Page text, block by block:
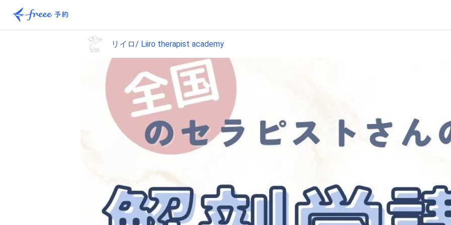
リイロ/ Liiro therapist academy